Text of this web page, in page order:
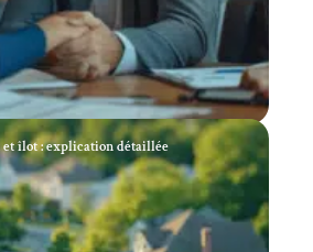
îlot : explication détaillée